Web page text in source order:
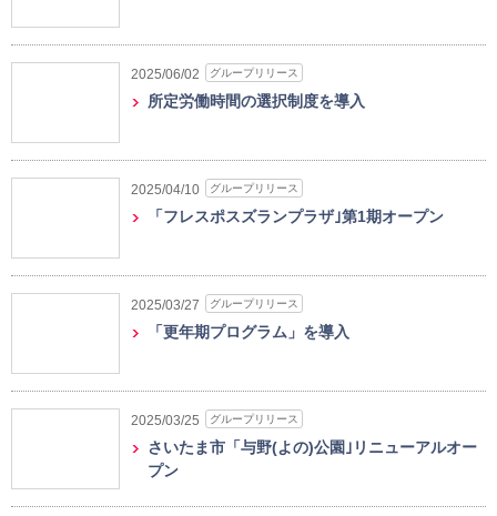
2025/06/02 グループリリース
所定労働時間の選択制度を導入
2025/04/10 グループリリース
「フレスポスズランプラザ｣第1期オープン
2025/03/27 グループリリース
「更年期プログラム」を導入
2025/03/25 グループリリース
さいたま市「与野(よの)公園｣リニューアルオー
プン